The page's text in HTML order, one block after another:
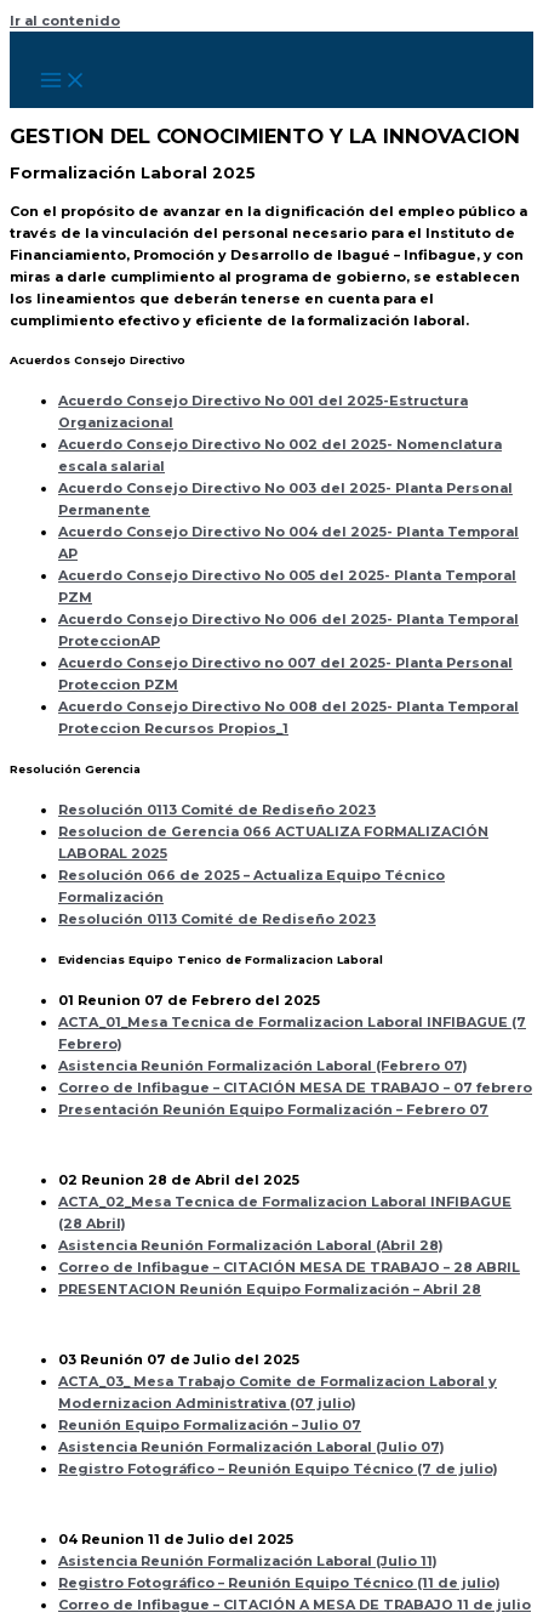
Ir al contenido
GESTION DEL CONOCIMIENTO Y LA INNOVACION
Formalización Laboral 2025
Con el propósito de avanzar en la dignificación del empleo público a
través de la vinculación del personal necesario para el Instituto de
Financiamiento, Promoción y Desarrollo de Ibagué – Infibague, y con
miras a darle cumplimiento al programa de gobierno, se establecen
los lineamientos que deberán tenerse en cuenta para el
cumplimiento efectivo y eficiente de la formalización laboral.
Acuerdos Consejo Directivo
Acuerdo Consejo Directivo No 001 del 2025-Estructura
Organizacional
Acuerdo Consejo Directivo No 002 del 2025- Nomenclatura
escala salarial
Acuerdo Consejo Directivo No 003 del 2025- Planta Personal
Permanente
Acuerdo Consejo Directivo No 004 del 2025- Planta Temporal
AP
Acuerdo Consejo Directivo No 005 del 2025- Planta Temporal
PZM
Acuerdo Consejo Directivo No 006 del 2025- Planta Temporal
ProteccionAP
Acuerdo Consejo Directivo no 007 del 2025- Planta Personal
Proteccion PZM
Acuerdo Consejo Directivo No 008 del 2025- Planta Temporal
Proteccion Recursos Propios_1
Resolución Gerencia
Resolución 0113 Comité de Rediseño 2023
Resolucion de Gerencia 066 ACTUALIZA FORMALIZACIÓN
LABORAL 2025
Resolución 066 de 2025 – Actualiza Equipo Técnico
Formalización
Resolución 0113 Comité de Rediseño 2023
Evidencias Equipo Tenico de Formalizacion Laboral
01 Reunion 07 de Febrero del 2025
ACTA_01_Mesa Tecnica de Formalizacion Laboral INFIBAGUE (7
Febrero)
Asistencia Reunión Formalización Laboral (Febrero 07)
Correo de Infibague – CITACIÓN MESA DE TRABAJO – 07 febrero
Presentación Reunión Equipo Formalización – Febrero 07
02 Reunion 28 de Abril del 2025
ACTA_02_Mesa Tecnica de Formalizacion Laboral INFIBAGUE
(28 Abril)
Asistencia Reunión Formalización Laboral (Abril 28)
Correo de Infibague – CITACIÓN MESA DE TRABAJO – 28 ABRIL
PRESENTACION Reunión Equipo Formalización – Abril 28
03 Reunión 07 de Julio del 2025
ACTA_03_ Mesa Trabajo Comite de Formalizacion Laboral y
Modernizacion Administrativa (07 julio)
Reunión Equipo Formalización – Julio 07
Asistencia Reunión Formalización Laboral (Julio 07)
Registro Fotográfico – Reunión Equipo Técnico (7 de julio)
04 Reunion 11 de Julio del 2025
Asistencia Reunión Formalización Laboral (Julio 11)
Registro Fotográfico – Reunión Equipo Técnico (11 de julio)
Correo de Infibague – CITACIÓN A MESA DE TRABAJO 11 de julio